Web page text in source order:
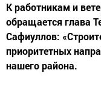
К работникам и
обращается глава
Сафиуллов:
приоритетных
нашего района.